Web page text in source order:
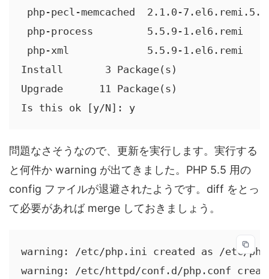
php-pecl-memcached  2.1.0-
php-process         5.5.9-1.el6.remi
php-xml             5.5.9-1.el6.remi
Install       3 Package(s)
Upgrade      11 Package(s)
Is this ok [y/N]: y
問題なさそうなので、更新を実行します。実行する
と何件か warning が出てきました。PHP 5.5 用の
config ファイルが退避されたようです。diff をとっ
て必要があれば merge しておきましょう。
warning: /etc/php.ini created as /etc/
warning: /etc/httpd/conf.d/php.conf